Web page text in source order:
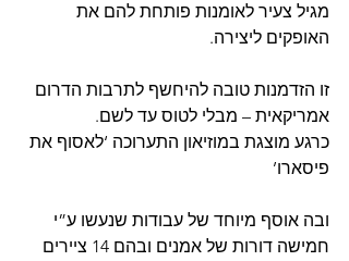
מגיל צעיר לאומנות פותחת להם את
האופקים ליצירה.
זו הזדמנות טובה להיחשף לתרבות הדרום
אמריקאית – מבלי לטוס עד לשם.
כרגע מוצגת במוזיאון התערוכה ‘לאסוף את
פיסארו’
ובה אוסף מיוחד של עבודות שנעשו ע”י
חמישה דורות של אמנים ובהם 14 ציירים